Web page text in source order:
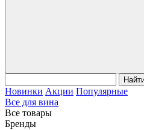
Новинки Акции Популярные
Все для вина
Все товары
Бренды